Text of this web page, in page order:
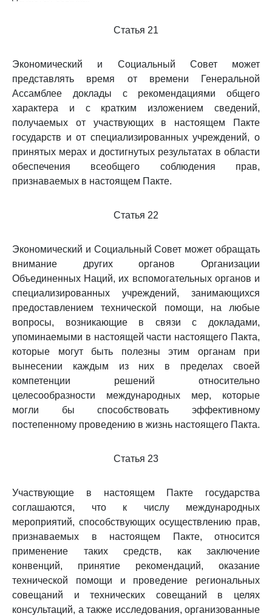
Статья 21
Экономический и Социальный Совет может
представлять время от времени Генеральной
Ассамблее доклады с рекомендациями общего
характера и с кратким изложением сведений,
получаемых от участвующих в настоящем Пакте
государств и от специализированных учреждений, о
принятых мерах и достигнутых результатах в области
обеспечения всеобщего соблюдения прав,
признаваемых в настоящем Пакте.
Статья 22
Экономический и Социальный Совет может обращать
внимание других органов Организации
Объединенных Наций, их вспомогательных органов и
специализированных учреждений, занимающихся
предоставлением технической помощи, на любые
вопросы, возникающие в связи с докладами,
упоминаемыми в настоящей части настоящего Пакта,
которые могут быть полезны этим органам при
вынесении каждым из них в пределах своей
компетенции решений относительно
целесообразности международных мер, которые
могли бы способствовать эффективному
постепенному проведению в жизнь настоящего Пакта.
Статья 23
Участвующие в настоящем Пакте государства
соглашаются, что к числу международных
мероприятий, способствующих осуществлению прав,
признаваемых в настоящем Пакте, относится
применение таких средств, как заключение
конвенций, принятие рекомендаций, оказание
технической помощи и проведение региональных
совещаний и технических совещаний в целях
консультаций, а также исследования, организованные